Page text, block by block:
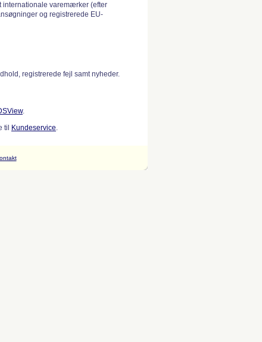
varemærker (efter
og registrerede EU-
registrerede fejl samt nyheder.
.
til
Kundeservice.